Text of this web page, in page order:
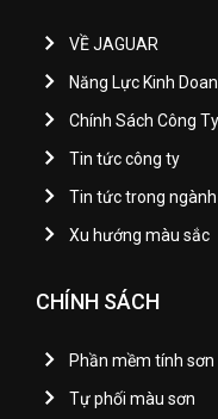
VỀ JAGUAR
Năng Lực Kinh
Chính Sách Công Ty
Tin tức công ty
Tin tức trong ngành
Xu hướng màu sắc
CHÍNH SÁCH
Phần mềm tính sơn
Tự phối màu sơn